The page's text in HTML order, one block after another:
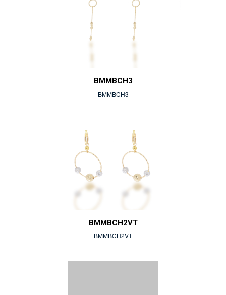
BMMBCH3
BMMBCH3
BMMBCH2VT
BMMBCH2VT